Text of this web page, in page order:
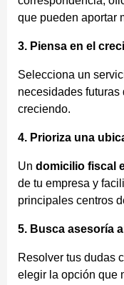
que pueden aportar
3. Piensa en el
Selecciona un
necesidades futuras
creciendo.
4. Prioriza una
Un domicilio fiscal
de tu empresa y
principales centros
5. Busca asesoría
Resolver tus dudas
elegir la opción que